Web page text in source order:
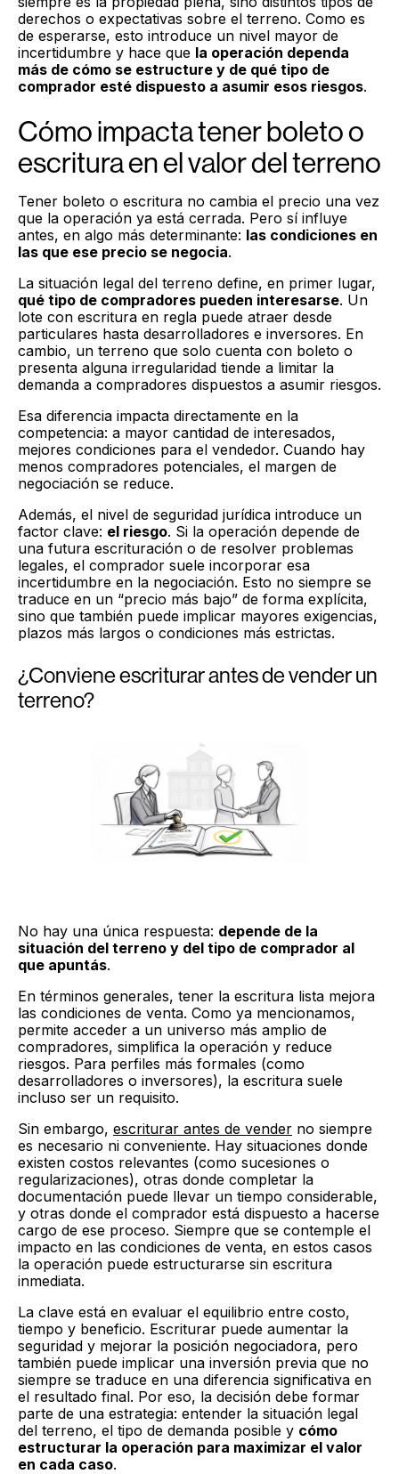
derechos o expectativas sobre el terreno. Como es
de esperarse, esto introduce un nivel mayor de
incertidumbre y hace que la operación dependa
más de cómo se estructure y de qué tipo de
comprador esté dispuesto a asumir esos riesgos.
Cómo impacta tener boleto o
escritura en el valor del terreno
Tener boleto o escritura no cambia el precio una vez
que la operación ya está cerrada. Pero sí influye
antes, en algo más determinante: las condiciones en
las que ese precio se negocia.
La situación legal del terreno define, en primer lugar,
qué tipo de compradores pueden interesarse. Un
lote con escritura en regla puede atraer desde
particulares hasta desarrolladores e inversores. En
cambio, un terreno que solo cuenta con boleto o
presenta alguna irregularidad tiende a limitar la
demanda a compradores dispuestos a asumir riesgos.
Esa diferencia impacta directamente en la
competencia: a mayor cantidad de interesados,
mejores condiciones para el vendedor. Cuando hay
menos compradores potenciales, el margen de
negociación se reduce.
Además, el nivel de seguridad jurídica introduce un
factor clave: el riesgo. Si la operación depende de
una futura escrituración o de resolver problemas
legales, el comprador suele incorporar esa
incertidumbre en la negociación. Esto no siempre se
traduce en un “precio más bajo” de forma explícita,
sino que también puede implicar mayores exigencias,
plazos más largos o condiciones más estrictas.
¿Conviene escriturar antes de vender un
terreno?
No hay una única respuesta: depende de la
situación del terreno y del tipo de comprador al
que apuntás.
En términos generales, tener la escritura lista mejora
las condiciones de venta. Como ya mencionamos,
permite acceder a un universo más amplio de
compradores, simplifica la operación y reduce
riesgos. Para perfiles más formales (como
desarrolladores o inversores), la escritura suele
incluso ser un requisito.
Sin embargo, escriturar antes de vender no siempre
es necesario ni conveniente. Hay situaciones donde
existen costos relevantes (como sucesiones o
regularizaciones), otras donde completar la
documentación puede llevar un tiempo considerable,
y otras donde el comprador está dispuesto a hacerse
cargo de ese proceso. Siempre que se contemple el
impacto en las condiciones de venta, en estos casos
la operación puede estructurarse sin escritura
inmediata.
La clave está en evaluar el equilibrio entre costo,
tiempo y beneficio. Escriturar puede aumentar la
seguridad y mejorar la posición negociadora, pero
también puede implicar una inversión previa que no
siempre se traduce en una diferencia significativa en
el resultado final. Por eso, la decisión debe formar
parte de una estrategia: entender la situación legal
del terreno, el tipo de demanda posible y cómo
estructurar la operación para maximizar el valor
en cada caso.